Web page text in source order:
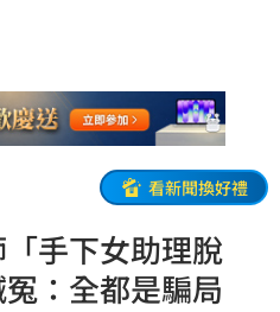
看新聞換好禮
手下女助理脫
：全都是騙局